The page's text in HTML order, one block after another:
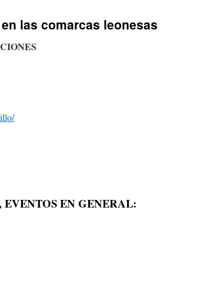
las comarcas leonesas
EVENTOS EN GENERAL: